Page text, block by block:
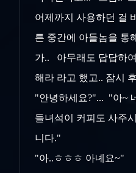
어제까지 사용하던 걸
튼 중간에 아들놈을 통
가.. 아무래도 답답하
해라 라고 했고.. 잠시
"안녕하세요?"... "아~
들녀석이 커피도 사주
니다."
"아..ㅎㅎㅎ 아녜요~"